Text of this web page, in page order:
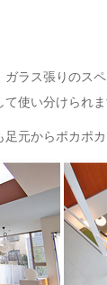
ラス張りのス
使い分けられま
元からポカポカ